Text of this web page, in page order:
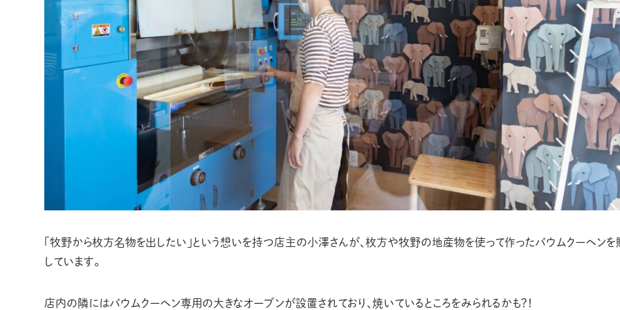
「牧野から枚方名物を出したい」という想いを持つ店主の小澤さんが、枚方や牧野の地産物を使って作ったバウムクーヘンを
しています。
店内の隣にはバウムクーヘン専用の大きなオーブンが設置されており、焼いているところをみられるかも？！